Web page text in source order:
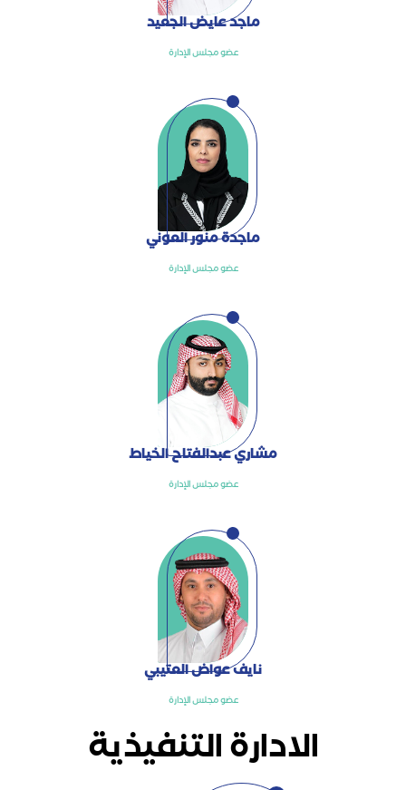
ماجد عايض الجعيد
عضو مجلس الإدارة
ماجدة منور العوني
عضو مجلس الإدارة
مشاري عبدالفتاح الخياط
عضو مجلس الإدارة
نايف عواض العتيبي
عضو مجلس الإدارة
الادارة التنفيذية